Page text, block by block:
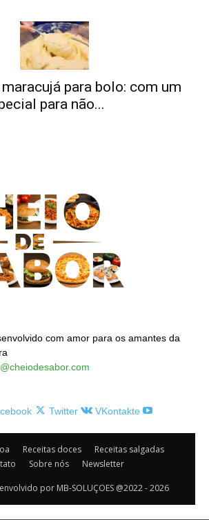
para bolo: com um
para não...
com amor para os amantes da
Twitter
VKontakte
Receitas doces
Receitas salgadas
Sobre nós Newsletter
por MB-SOLUÇOES @2022 - 2026